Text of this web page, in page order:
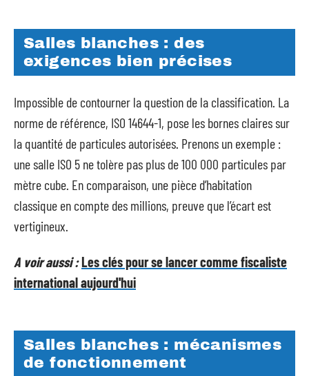
Salles blanches : des
exigences bien précises
Impossible de contourner la question de la classification. La
norme de référence, ISO 14644-1, pose les bornes claires sur
la quantité de particules autorisées. Prenons un exemple :
une salle ISO 5 ne tolère pas plus de 100 000 particules par
mètre cube. En comparaison, une pièce d’habitation
classique en compte des millions, preuve que l’écart est
vertigineux.
A voir aussi :Les clés pour se lancer comme fiscaliste
international aujourd'hui
Salles blanches : mécanismes
de fonctionnement